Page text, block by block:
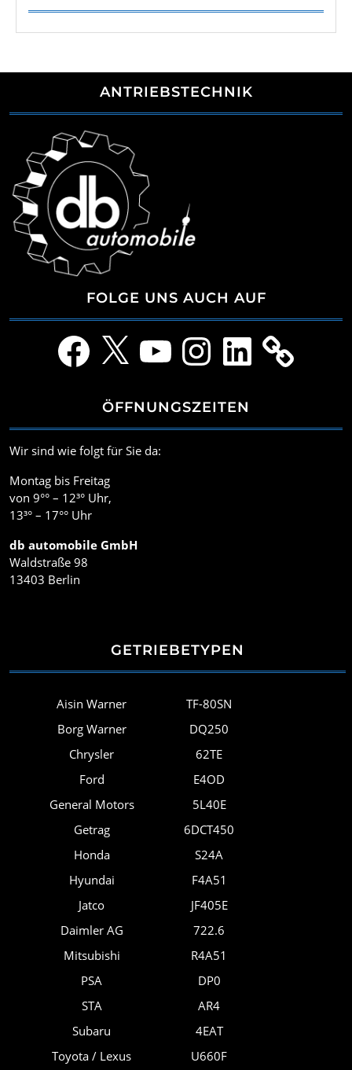
ANTRIEBSTECHNIK
FOLGE UNS AUCH AUF
Facebook YouTube InstagramLinkedIn
ÖFFNUNGSZEITEN
Wir sind wie folgt für Sie da:
Montag bis Freitag
von 9°° – 12³° Uhr,
13³° – 17°° Uhr
db automobile GmbH
Waldstraße 98
13403 Berlin
GETRIEBETYPEN
Aisin Warner
Borg Warner
Chrysler
Ford
General Motors
Getrag
Honda
Hyundai
Jatco
Daimler AG
Mitsubishi
PSA
STA
Subaru
Toyota / Lexus
TF-80SN
DQ250
62TE
E4OD
5L40E
6DCT450
S24A
F4A51
JF405E
722.6
R4A51
DP0
AR4
4EAT
U660F